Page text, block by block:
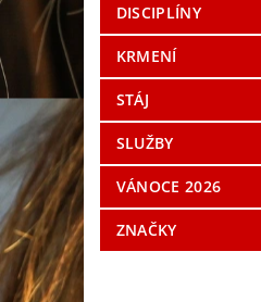
DISCIPLÍNY
KRMENÍ
STÁJ
SLUŽBY
VÁNOCE 2026
ZNAČKY